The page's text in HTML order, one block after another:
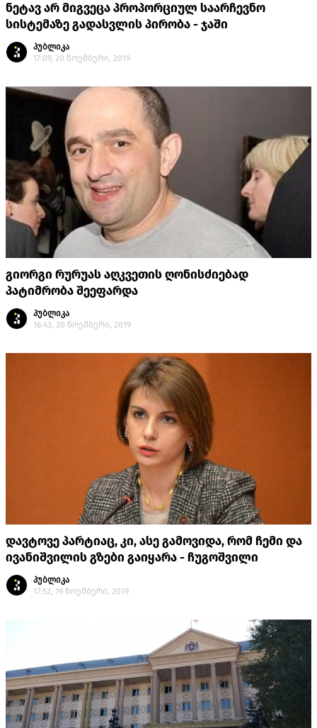
ნეტავ არ მიგვეცა პროპორციულ საარჩევნო
სისტემაზე გადასვლის პირობა - ჯაში
პუბლიკა
17:09, 20 ნოემბერი, 2019
გიორგი რურუას აღკვეთის ღონისძიებად
პატიმრობა შეეფარდა
პუბლიკა
16:43, 20 ნოემბერი, 2019
დავტოვე პარტიაც, კი, ასე გამოვიდა, რომ ჩემი და
ივანიშვილის გზები გაიყარა - ჩუგოშვილი
პუბლიკა
17:52, 19 ნოემბერი, 2019